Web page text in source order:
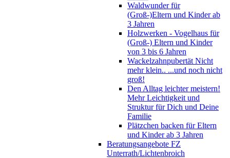
Waldwunder für
(Groß-)Eltern und Kinder ab
3 Jahren
Holzwerken - Vogelhaus für
(Groß-) Eltern und Kinder
von 3 bis 6 Jahren
Wackelzahnpubertät Nicht
mehr klein.. ...und noch nicht
groß!
Den Alltag leichter meistern!
Mehr Leichtigkeit und
Struktur für Dich und Deine
Familie
Plätzchen backen für Eltern
und Kinder ab 3 Jahren
Beratungsangebote FZ
Unterrath/Lichtenbroich